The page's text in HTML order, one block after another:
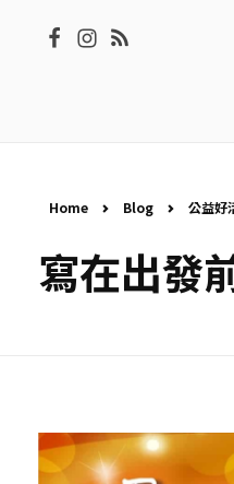
Home Blog 公益好
寫在出發